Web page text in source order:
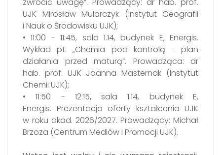
UJK Mirosław Mularczyk (Instytut Geografii
i Nauk o Środowisku UJK);
•11:00 - 11:45, sala 1.14, budynek E, Energis.
Wykład pt. „Chemia pod kontrolą - plan
działania przed maturą”. Prowadząca: dr
hab. prof. UJK Joanna Masternak (Instytut
Chemii UJK);
• 11:50 - 12:15,sala 1.14, budynek E,
Energis. Prezentacja oferty kształcenia UJK
w roku akad. 2026/2027. Prowadzący: Michał
Brzoza (Centrum Mediów i Promocji UJK).